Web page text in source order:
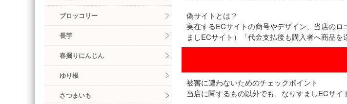
偽サイトとは？
実在するECサイトの商号やデザイン、当店の
ましECサイト）「代金支払後も購入者へ商品を
被害に遭わないためのチェックポイント
当店に関するもの以外でも、なりすましECサイ
ブロッコリー
長芋
春掘りにんじん
ゆり根
さつまいも